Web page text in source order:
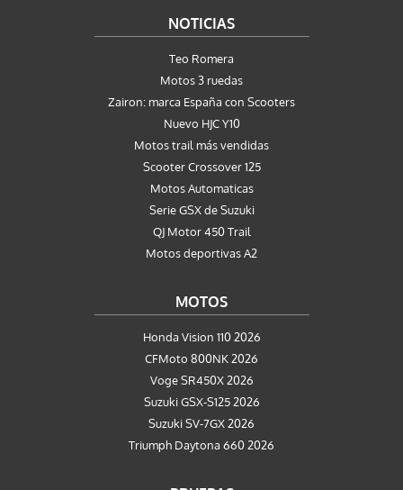
NOTICIAS
Teo Romera
Motos 3 ruedas
Zairon: marca España con Scooters
Nuevo HJC Y10
Motos trail más vendidas
Scooter Crossover 125
Motos Automaticas
Serie GSX de Suzuki
QJ Motor 450 Trail
Motos deportivas A2
MOTOS
Honda Vision 110 2026
CFMoto 800NK 2026
Voge SR450X 2026
Suzuki GSX-S125 2026
Suzuki SV-7GX 2026
Triumph Daytona 660 2026